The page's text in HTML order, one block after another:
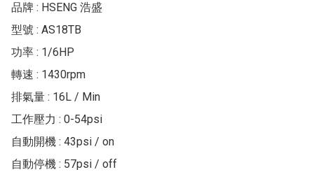
品牌 : HSENG 浩盛
型號 : AS18TB
功率 : 1/6HP
轉速 : 1430rpm
排氣量 : 16L / Min
工作壓力 : 0-54psi
自動開機 : 43psi / on
自動停機 : 57psi / off